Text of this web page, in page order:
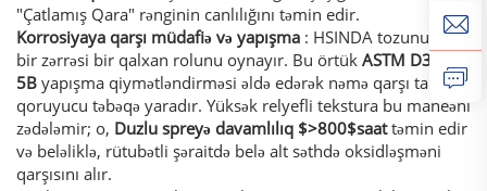
"Çatlamış Qara" rənginin canlılığını təmin edir.
Korrosiyaya qarşı müdafiə və yapışma : HSINDA tozunun hər
bir zərrəsi bir qalxan rolunu oynayır. Bu örtük ASTM D3359
5B yapışma qiymətləndirməsi əldə edərək nəmə qarşı tam
qoruyucu təbəqə yaradır. Yüksək relyefli tekstura bu maneəni
zədələmir; o, Duzlu spreyə davamlılıq $>800$saattəmin edir
və beləliklə, rütubətli şəraitdə belə alt səthdə oksidləşməni
qarşısını alır.